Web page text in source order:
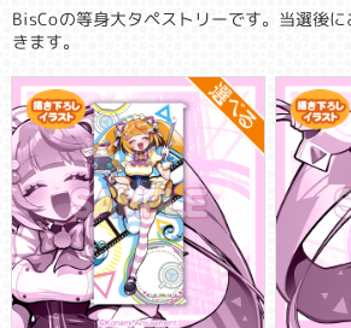
BisCoの等身大タペストリーです。当選後
きます。